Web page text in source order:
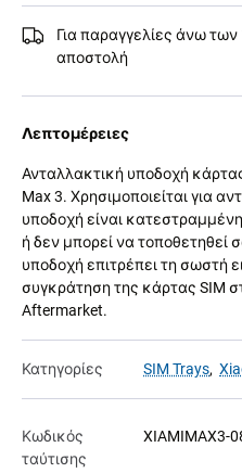
Για παραγγελίες άνω
αποστολή
Λεπτομέρειες
Ανταλλακτική υποδοχή
Max 3. Χρησιμοποιείται για
υποδοχή είναι
ή δεν μπορεί να τοποθετηθεί
υποδοχή επιτρέπει τη σωστή
συγκράτηση της κάρτας SIM
Aftermarket.
Κατηγορίες SIM Trays,
Κωδικός
ταύτισης
XIAMIMAX3-